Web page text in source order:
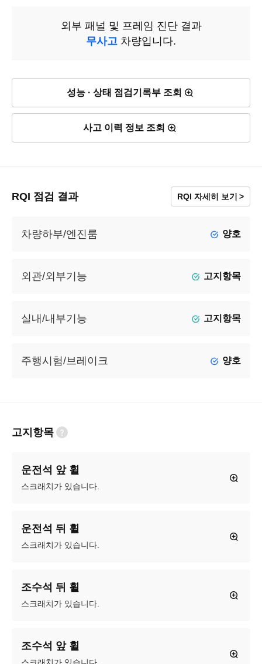
외부 패널 및 프레임 진단 결과
무사고 차량입니다.
성능 · 상태 점검기록부 조회
사고 이력 정보 조회
RQI 점검 결과 RQI 자세히 보기
차량하부/엔진룸 양호
외관/외부기능 고지항목
실내/내부기능 고지항목
주행시험/브레이크 양호
고지항목
운전석 앞 휠
스크래치가 있습니다.
운전석 뒤 휠
스크래치가 있습니다.
조수석 뒤 휠
스크래치가 있습니다.
조수석 앞 휠